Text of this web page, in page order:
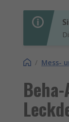
/ Mess-